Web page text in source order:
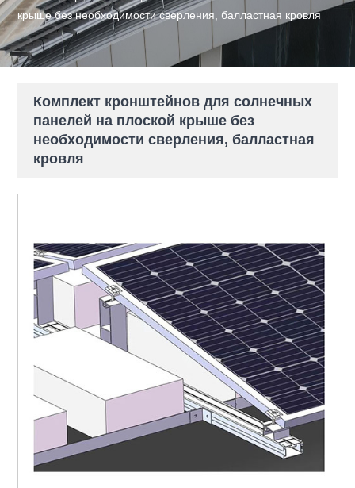
крыше без необходимости сверления, балластная кровля
Комплект кронштейнов для солнечных
панелей на плоской крыше без
необходимости сверления, балластная
кровля